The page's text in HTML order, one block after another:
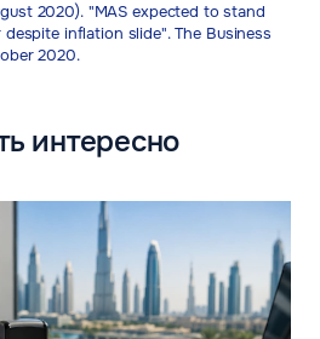
2020). "MAS expected to stand
inflation slide". The Business
2020.
интересно